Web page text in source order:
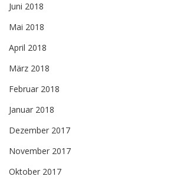
Juni 2018
Mai 2018
April 2018
März 2018
Februar 2018
Januar 2018
Dezember 2017
November 2017
Oktober 2017